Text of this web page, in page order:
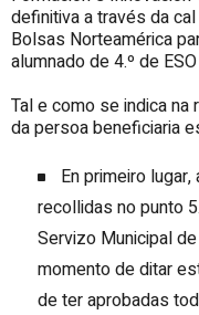
definitiva a través da
Bolsas Norteamérica
alumnado de 4.º de
Tal e como se indica
da persoa beneficiaria
En primeiro
recollidas no punto
Servizo Municipal
momento de ditar
de ter aprobadas